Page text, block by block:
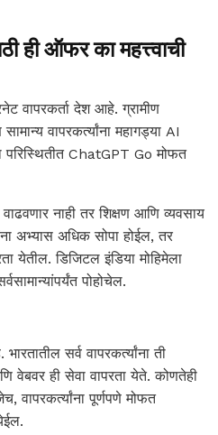
ही ऑफर का महत्त्वाची
वापरकर्ता देश आहे. ग्रामीण
वापरकर्त्यांना महागड्या AI
ChatGPT Go मोफत
नाही तर शिक्षण आणि व्यवसाय
अभ्यास अधिक सोपा होईल, तर
येतील. डिजिटल इंडिया मोहिमेला
पोहोचेल.
सर्व वापरकर्त्यांना ती
ही सेवा वापरता येते. कोणतेही
वापरकर्त्यांना पूर्णपणे मोफत